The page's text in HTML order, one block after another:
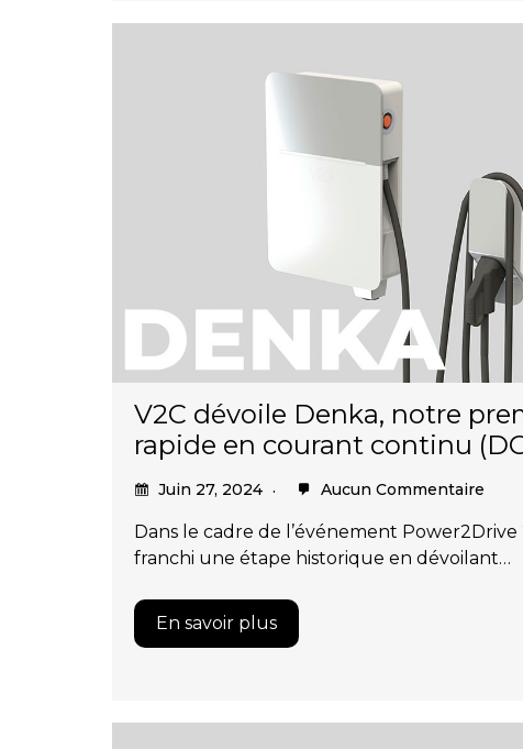
V2C dévoile Denka, notre
rapide en courant continu
Juin 27, 2024 Aucun Commentaire
Dans le cadre de l’événement Power2Drive
franchi une étape historique en dévoilant…
En savoir plus